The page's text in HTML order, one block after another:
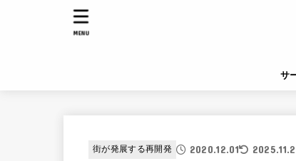
サ
MENU
街が発展する再開発 2020.12.01